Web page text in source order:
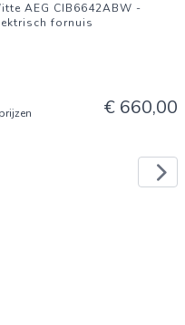
AEG CIB6642ABW -
fornuis
€ 660,00